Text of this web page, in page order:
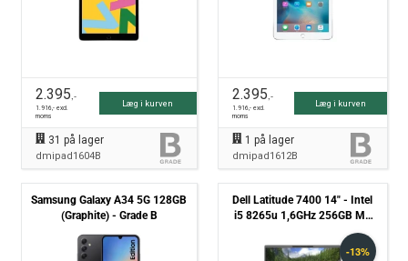
2.395,-
1.916,- excl.
moms
Læg i kurven
31 på lager
dmipad1604B
2.395,-
1.916,- excl.
moms
Læg i kurven
1 på lager
dmipad1612B
Samsung Galaxy A34 5G 128GB
(Graphite) - Grade B
Dell Latitude 7400 14" - Intel
i5 8265u 1,6GHz 256GB M2